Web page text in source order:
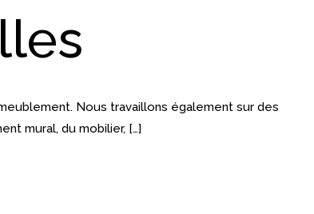
Nous travaillons également sur des
mural, du mobilier, […]